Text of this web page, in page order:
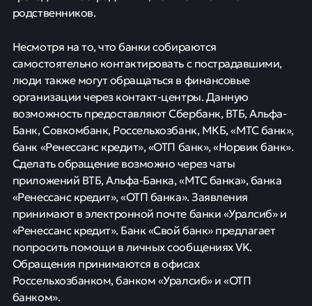
родственников.
Несмотря на то, что банки собираются
самостоятельно контактировать с пострадавшими,
люди также могут обращаться в финансовые
организации через контакт-центры. Данную
возможность предоставляют Сбербанк, ВТБ, Альфа-
Банк, Совкомбанк, Россельхозбанк, МКБ, «МТС банк»,
банк «Ренессанс кредит», «ОТП банк», «Норвик банк».
Сделать обращение возможно через чаты
приложений ВТБ, Альфа-Банка, «МТС банка», банка
«Ренессанс кредит», «ОТП банка». Заявления
принимают в электронной почте банки «Уралсиб» и
«Ренессанс кредит». Банк «Свой банк» предлагает
попросить помощи в личных сообщениях VK.
Обращения принимаются в офисах
Россельхозбанком, банком «Уралсиб» и «ОТП
банком».